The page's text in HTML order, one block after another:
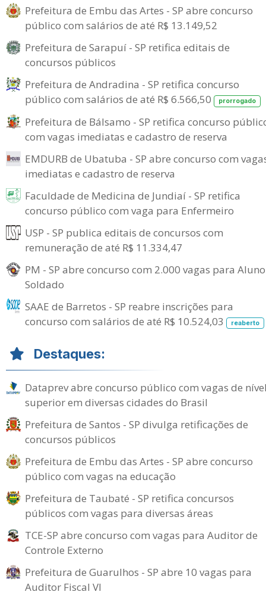
Prefeitura de Embu das Artes - SP abre concurso
público com salários de até R$ 13.149,52
Prefeitura de Sarapuí - SP retifica editais de
concursos públicos
Prefeitura de Andradina - SP retifica concurso
público com salários de até R$ 6.566,50
prorrogado
Prefeitura de Bálsamo - SP retifica concurso
com vagas imediatas e cadastro de reserva
EMDURB de Ubatuba - SP abre concurso com
imediatas e cadastro de reserva
Faculdade de Medicina de Jundiaí - SP retifica
concurso público com vaga para Enfermeiro
USP - SP publica editais de concursos com
remuneração de até R$ 11.334,47
PM - SP abre concurso com 2.000 vagas para
Soldado
SAAE de Barretos - SP reabre inscrições para
concurso com salários de até R$ 10.524,03
reaberto
Destaques:
Dataprev abre concurso público com vagas de
superior em diversas cidades do Brasil
Prefeitura de Santos - SP divulga retificações de
concursos públicos
Prefeitura de Embu das Artes - SP abre concurso
público com vagas na educação
Prefeitura de Taubaté - SP retifica concursos
públicos com vagas para diversas áreas
TCE-SP abre concurso com vagas para Auditor de
Controle Externo
Prefeitura de Guarulhos - SP abre 10 vagas para
Auditor Fiscal VI